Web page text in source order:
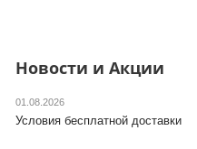
Новости и Акции
01.08.2026
Условия бесплатной доставки